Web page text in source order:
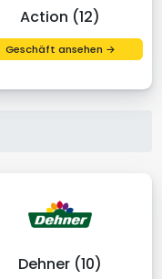
Action (12)
Geschäft ansehen →
Dehner (10)